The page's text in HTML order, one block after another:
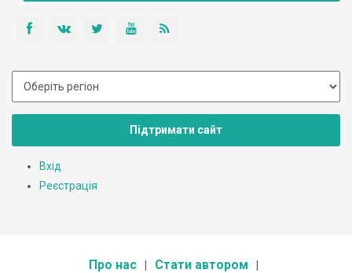
Підтримати сайт
Вхід
Реєстрація
Про нас Стати автором